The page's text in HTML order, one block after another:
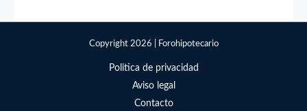
Copyright 2026 | Forohipotecario
Politica de privacidad
Aviso legal
Contacto